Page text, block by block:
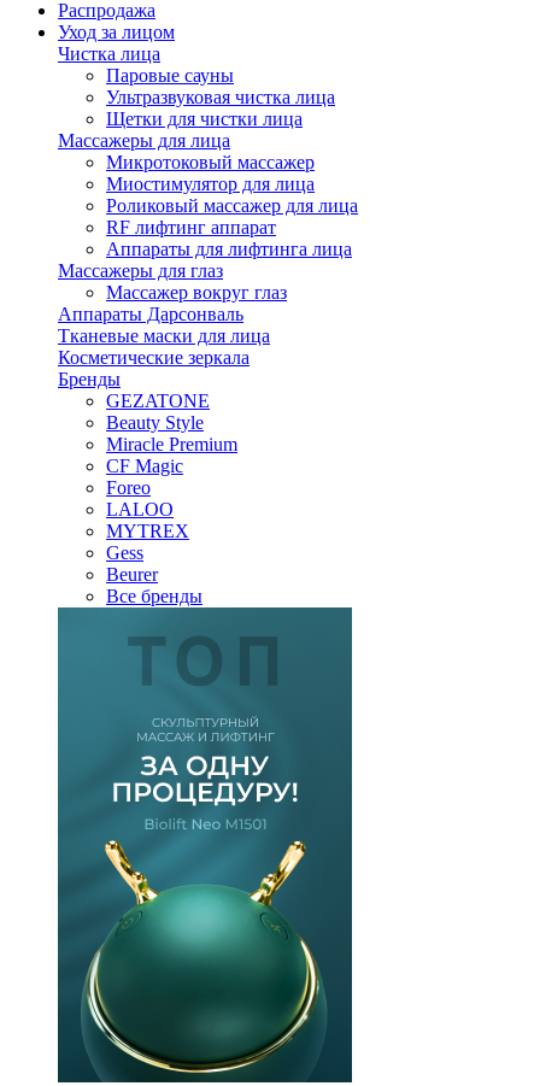
Распродажа
Уход за лицом
Чистка лица
Паровые сауны
Ультразвуковая чистка лица
Щетки для чистки лица
Массажеры для лица
Микротоковый массажер
Миостимулятор для лица
Роликовый массажер для лица
RF лифтинг аппарат
Аппараты для лифтинга лица
Массажеры для глаз
Массажер вокруг глаз
Аппараты Дарсонваль
Тканевые маски для лица
Косметические зеркала
Бренды
GEZATONE
Beauty Style
Miracle Premium
CF Magic
Foreo
LALOO
MYTREX
Gess
Beurer
Все бренды